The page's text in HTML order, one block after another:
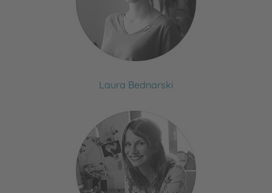
Laura Bednarski